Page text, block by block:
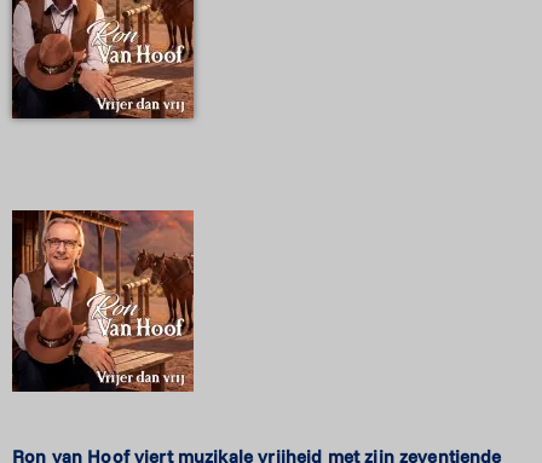
Ron van Hoof viert muzikale vrijheid met zijn zeventiende